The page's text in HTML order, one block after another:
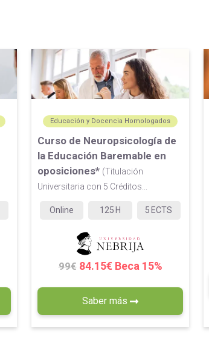
Educación y Docencia Homologados
Curso de Neuropsicología de
la Educación Baremable en
oposiciones* (Titulación
Universitaria con 5 Créditos...
Online 125 H 5 ECTS
99€ 84.15€ Beca 15%
Saber más